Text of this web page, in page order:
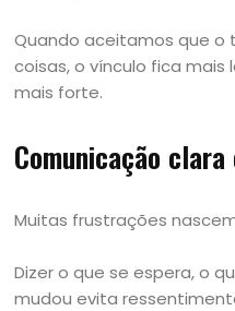
Quando aceitamos que o
coisas, o vínculo fica
mais forte.
Comunicação
Muitas frustrações
Dizer o que se espera, o
mudou evita